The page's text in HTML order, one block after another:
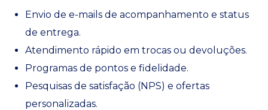
Envio de e-mails de acompanhamento e status
de entrega.
Atendimento rápido em trocas ou devoluções.
Programas de pontos e fidelidade.
Pesquisas de satisfação (NPS) e ofertas
personalizadas.